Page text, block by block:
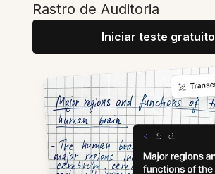
Rastro de Auditoria
Iniciar teste gratuito